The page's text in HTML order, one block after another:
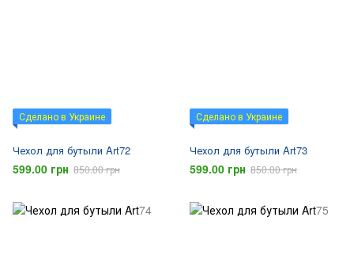
Сделано в Украине
Чехол для бутыли Art72
599.00 грн 850.00 грн
Сделано в Украине
Чехол для бутыли Art73
599.00 грн 850.00 грн